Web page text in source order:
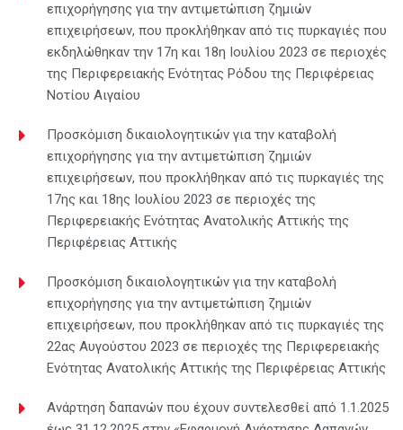
επιχορήγησης για την αντιμετώπιση ζημιών
επιχειρήσεων, που προκλήθηκαν από τις πυρκαγιές που
εκδηλώθηκαν την 17η και 18η Ιουλίου 2023 σε περιοχές
της Περιφερειακής Ενότητας Ρόδου της Περιφέρειας
Νοτίου Αιγαίου
Προσκόμιση δικαιολογητικών για την καταβολή
επιχορήγησης για την αντιμετώπιση ζημιών
επιχειρήσεων, που προκλήθηκαν από τις πυρκαγιές της
17ης και 18ης Ιουλίου 2023 σε περιοχές της
Περιφερειακής Ενότητας Ανατολικής Αττικής της
Περιφέρειας Αττικής
Προσκόμιση δικαιολογητικών για την καταβολή
επιχορήγησης για την αντιμετώπιση ζημιών
επιχειρήσεων, που προκλήθηκαν από τις πυρκαγιές της
22ας Αυγούστου 2023 σε περιοχές της Περιφερειακής
Ενότητας Ανατολικής Αττικής της Περιφέρειας Αττικής
Ανάρτηση δαπανών που έχουν συντελεσθεί από 1.1.2025